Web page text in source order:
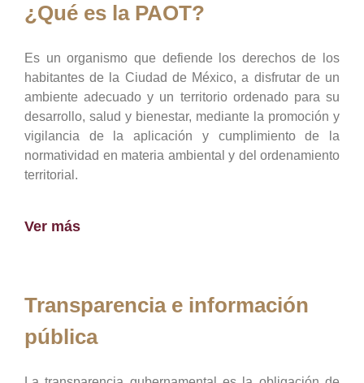
¿Qué es la PAOT?
Es un organismo que defiende los derechos de los
habitantes de la Ciudad de México, a disfrutar de un
ambiente adecuado y un territorio ordenado para su
desarrollo, salud y bienestar, mediante la promoción y
vigilancia de la aplicación y cumplimiento de la
normatividad en materia ambiental y del ordenamiento
territorial.
Ver más
Transparencia e información
pública